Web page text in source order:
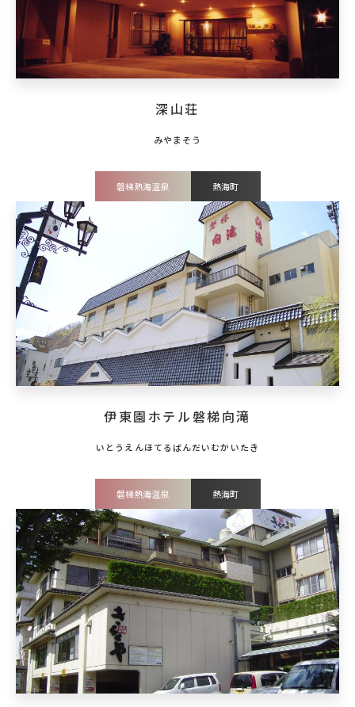
深山荘
磐梯熱海温泉 熱海町
伊東園ホテル磐梯向滝
磐梯熱海温泉 熱海町